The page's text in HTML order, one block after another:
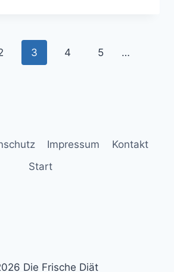
ERFAHRUNGEN,
3 4 5 …
Impressum
Kontakt
Start
Die Frische Diät